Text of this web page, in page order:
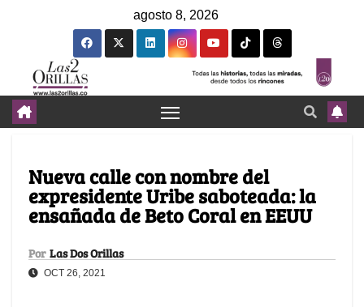
agosto 8, 2026
Nueva calle con nombre del
expresidente Uribe saboteada: la
ensañada de Beto Coral en EEUU
Por Las Dos Orillas
OCT 26, 2021